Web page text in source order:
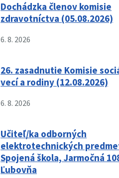
Dochádzka členov komisie
zdravotníctva (05.08.2026)
6. 8. 2026
26. zasadnutie Komisie
vecí a rodiny (12.08.2026)
6. 8. 2026
Učiteľ/ka odborných
elektrotechnických
Spojená škola, Jarmočná
Ľubovňa